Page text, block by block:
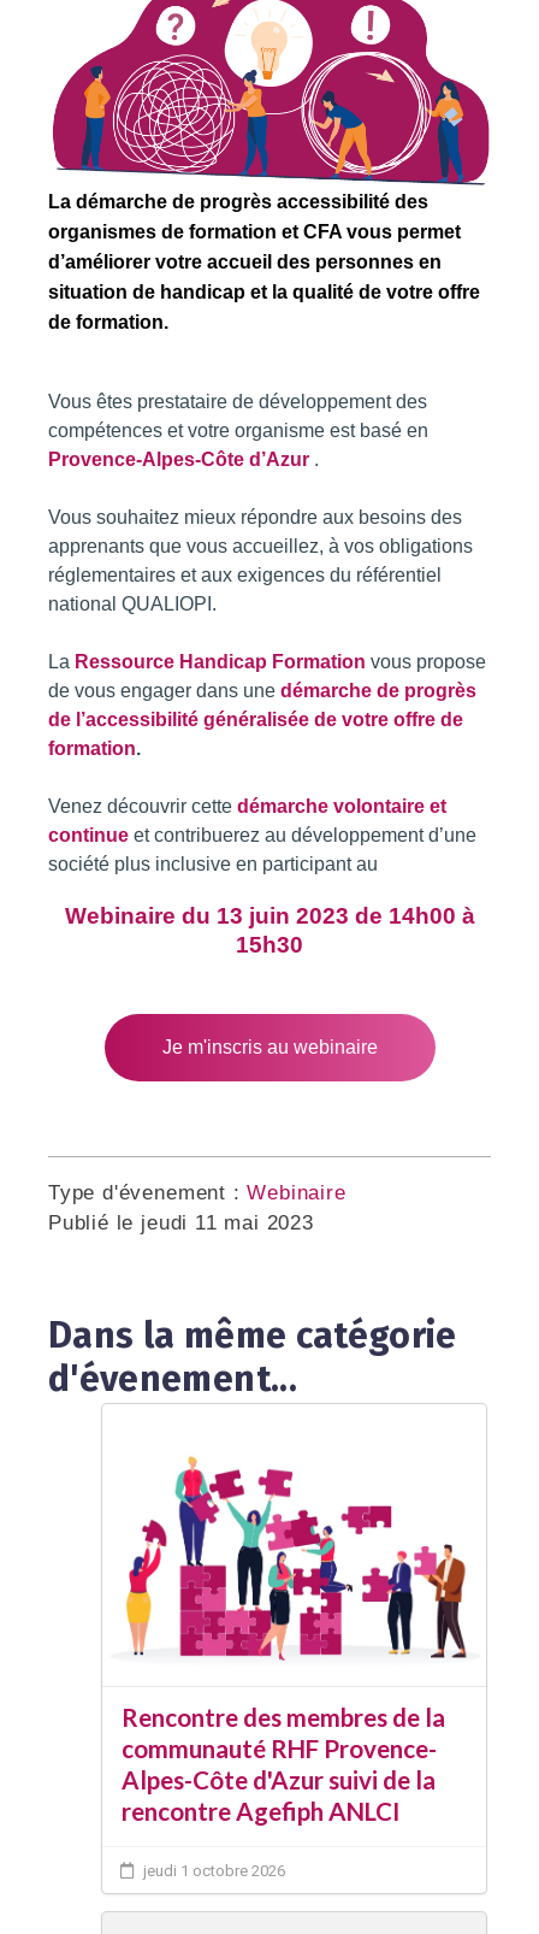
La démarche de progrès accessibilité des
organismes de formation et CFA vous permet
d’améliorer votre accueil des personnes en
situation de handicap et la qualité de votre offre
de formation.
Vous êtes prestataire de développement des
compétences et votre organisme est basé en
Provence-Alpes-Côte d’Azur .
Vous souhaitez mieux répondre aux besoins des
apprenants que vous accueillez, à vos obligations
réglementaires et aux exigences du référentiel
national QUALIOPI.
La Ressource Handicap Formation vous propose
de vous engager dans une démarche de progrès
de l’accessibilité généralisée de votre offre de
formation.
Venez découvrir cette démarche volontaire et
continue et contribuerez au développement d’une
société plus inclusive en participant au
Webinaire du 13 juin 2023 de 14h00 à
15h30
Je m'inscris au webinaire
Type d'évenement :Webinaire
Publié le jeudi 11 mai 2023
Dans la même catégorie
d'évenement...
Rencontre des membres de la
communauté RHF Provence-
Alpes-Côte d'Azur suivi de la
rencontre Agefiph ANLCI
jeudi 1 octobre 2026